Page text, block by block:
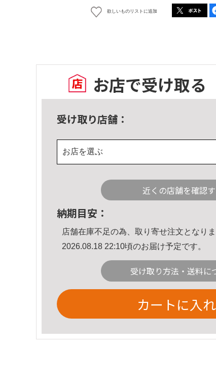
欲しいものリストに追加
お店で受け取る
受け取り店舗：
お店を選ぶ
近くの店舗を確認
納期目安：
店舗在庫不足の為、取り寄せ注文となりま
2026.08.18 22:10頃のお届け予定です。
受け取り方法・送料に
カートに入